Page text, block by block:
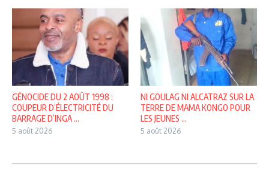
GÉNOCIDE DU 2 AOÛT 1998 :
COUPEUR D’ÉLECTRICITÉ DU
BARRAGE D’INGA ...
5 août 2026
NI GOULAG NI ALCATRAZ SUR LA
TERRE DE MAMA KONGO POUR
LES JEUNES ...
5 août 2026